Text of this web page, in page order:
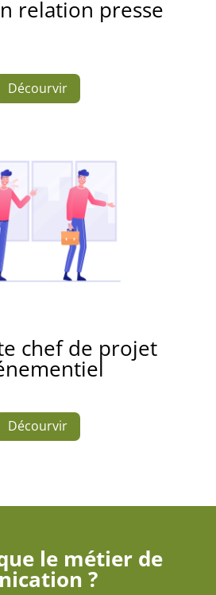
relation presse
Décourvir
chef de projet
Décourvir
le métier de
?